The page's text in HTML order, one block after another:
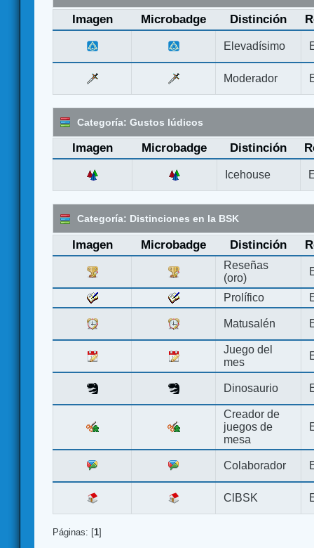
Imagen Microbadge Distinción
Elevadísimo
Moderador
Categoría: Gustos lúdicos
Imagen Microbadge Distinción
Icehouse
Categoría: Distinciones en la BSK
Imagen Microbadge Distinción
Reseñas
(oro)
Prolífico
Matusalén
Juego del
mes
Dinosaurio
Creador de
juegos de
mesa
Colaborador
ClBSK
Páginas: [1]